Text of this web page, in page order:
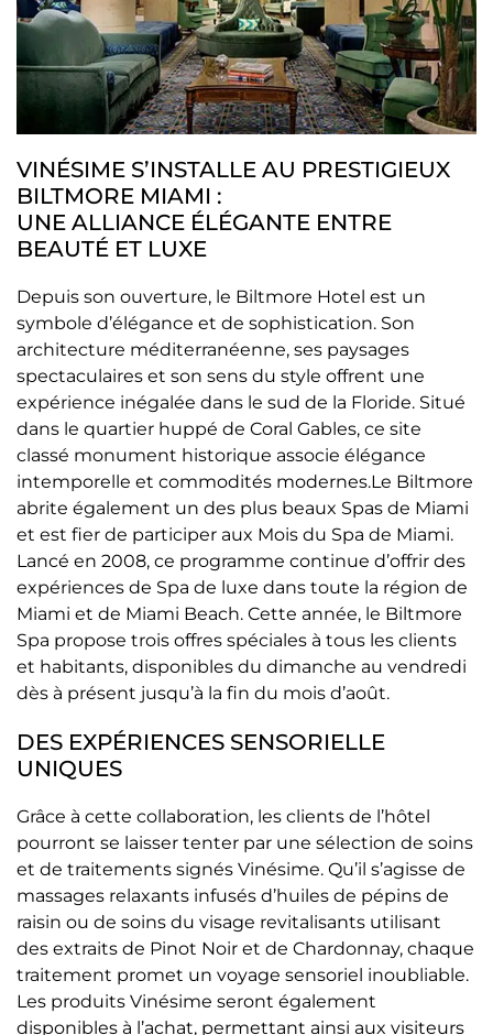
VINÉSIME S’INSTALLE AU PRESTIGIEUX
BILTMORE MIAMI :
UNE ALLIANCE ÉLÉGANTE ENTRE
BEAUTÉ ET LUXE
Depuis son ouverture, le Biltmore Hotel est un
symbole d’élégance et de sophistication. Son
architecture méditerranéenne, ses paysages
spectaculaires et son sens du style offrent une
expérience inégalée dans le sud de la Floride. Situé
dans le quartier huppé de Coral Gables, ce site
classé monument historique associe élégance
intemporelle et commodités modernes.Le Biltmore
abrite également un des plus beaux Spas de Miami
et est fier de participer aux Mois du Spa de Miami.
Lancé en 2008, ce programme continue d’offrir des
expériences de Spa de luxe dans toute la région de
Miami et de Miami Beach. Cette année, le Biltmore
Spa propose trois offres spéciales à tous les clients
et habitants, disponibles du dimanche au vendredi
dès à présent jusqu’à la fin du mois d’août.
DES EXPÉRIENCES SENSORIELLE
UNIQUES
Grâce à cette collaboration, les clients de l’hôtel
pourront se laisser tenter par une sélection de soins
et de traitements signés Vinésime. Qu’il s’agisse de
massages relaxants infusés d’huiles de pépins de
raisin ou de soins du visage revitalisants utilisant
des extraits de Pinot Noir et de Chardonnay, chaque
traitement promet un voyage sensoriel inoubliable.
Les produits Vinésime seront également
disponibles à l’achat, permettant ainsi aux visiteurs